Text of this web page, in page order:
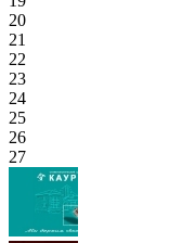
20
21
22
23
24
25
26
27